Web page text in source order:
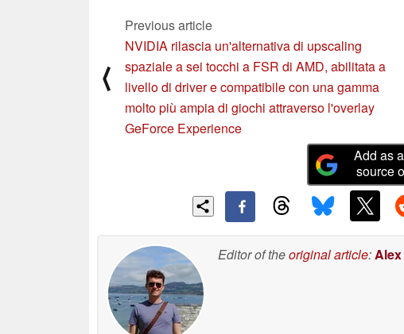
⟨
Previous article
NVIDIA rilascia un'alternativa di upscaling
spaziale a sei tocchi a FSR di AMD, abilitata a
livello di driver e compatibile con una gamma
molto più ampia di giochi attraverso l'overlay
GeForce Experience
Add as
source
Editor of theoriginal article: